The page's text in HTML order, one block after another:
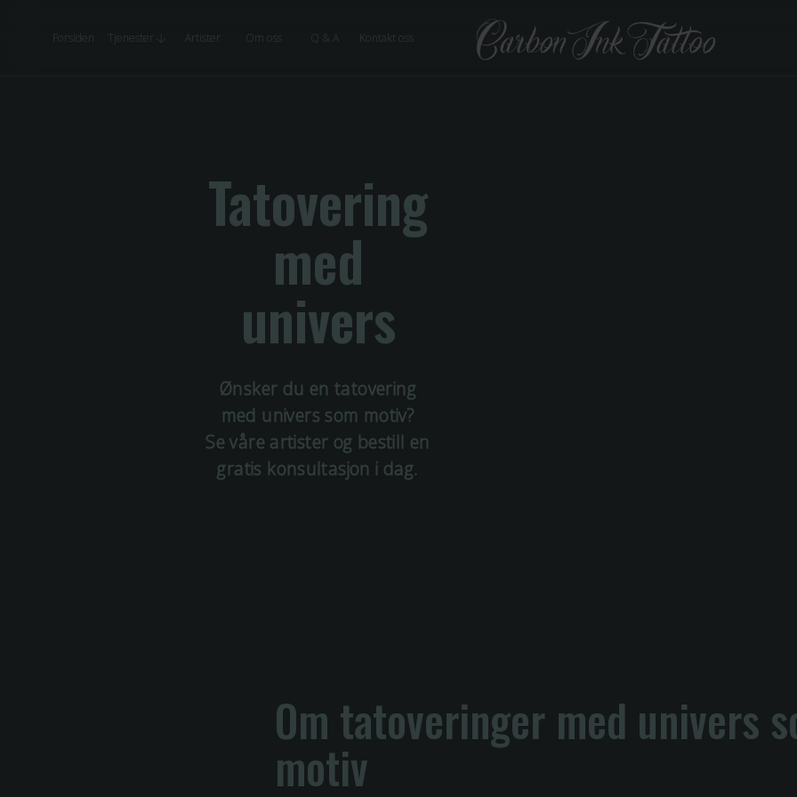
Forsiden Tjenester Artister Om oss Q & A Kontakt oss
Tatovering
med
univers
Ønsker du en tatovering
med univers som motiv?
Se våre artister og bestill en
gratis konsultasjon i dag.
Om tatoveringer med univers
motiv